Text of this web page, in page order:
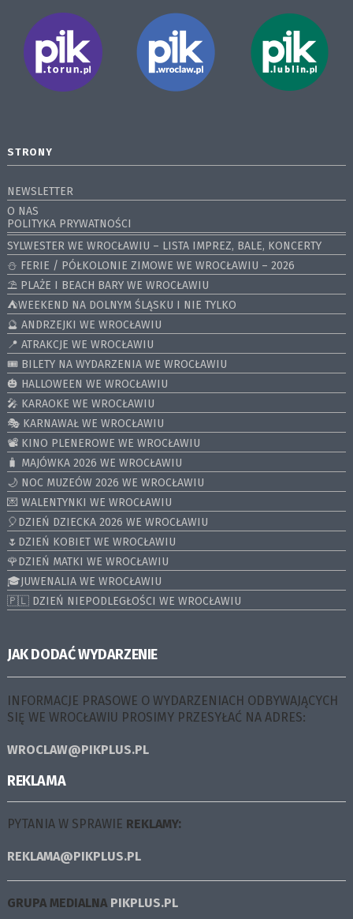
STRONY
NEWSLETTER
O NAS
POLITYKA PRYWATNOŚCI
SYLWESTER WE WROCŁAWIU – LISTA IMPREZ, BALE, KONCERTY
⛄️ FERIE / PÓŁKOLONIE ZIMOWE WE WROCŁAWIU – 2026
⛱️ PLAŻE I BEACH BARY WE WROCŁAWIU
⛺️WEEKEND NA DOLNYM ŚLĄSKU I NIE TYLKO
🔮 ANDRZEJKI WE WROCŁAWIU
📍 ATRAKCJE WE WROCŁAWIU
🎟️ BILETY NA WYDARZENIA WE WROCŁAWIU
🎃 HALLOWEEN WE WROCŁAWIU
🎤 KARAOKE WE WROCŁAWIU
🎭 KARNAWAŁ WE WROCŁAWIU
📽️ KINO PLENEROWE WE WROCŁAWIU
🧳 MAJÓWKA 2026 WE WROCŁAWIU
🌙 NOC MUZEÓW 2026 WE WROCŁAWIU
💌 WALENTYNKI WE WROCŁAWIU
🎈DZIEŃ DZIECKA 2026 WE WROCŁAWIU
🌷DZIEŃ KOBIET WE WROCŁAWIU
🌹DZIEŃ MATKI WE WROCŁAWIU
🎓JUWENALIA WE WROCŁAWIU
🇵🇱 DZIEŃ NIEPODLEGŁOŚCI WE WROCŁAWIU
JAK DODAĆ WYDARZENIE
INFORMACJE PRASOWE O WYDARZENIACH ODBYWAJĄCYCH
SIĘ WE WROCŁAWIU PROSIMY PRZESYŁAĆ NA ADRES:
WROCLAW@PIKPLUS.PL
REKLAMA
PYTANIA W SPRAWIE REKLAMY:
REKLAMA@PIKPLUS.PL
GRUPA MEDIALNA PIKPLUS.PL